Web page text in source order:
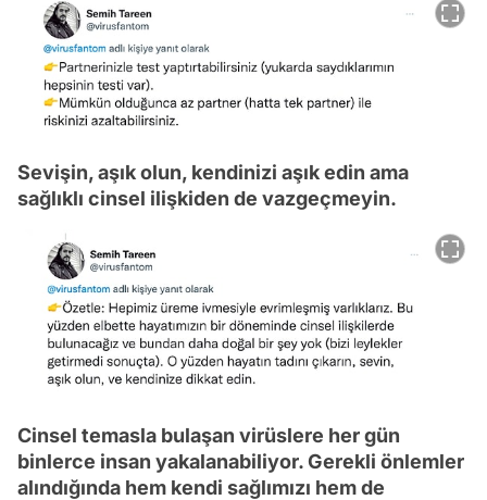
Sevişin, aşık olun, kendinizi aşık edin ama
sağlıklı cinsel ilişkiden de vazgeçmeyin.
Cinsel temasla bulaşan virüslere her gün
binlerce insan yakalanabiliyor. Gerekli önlemler
alındığında hem kendi sağlımızı hem de